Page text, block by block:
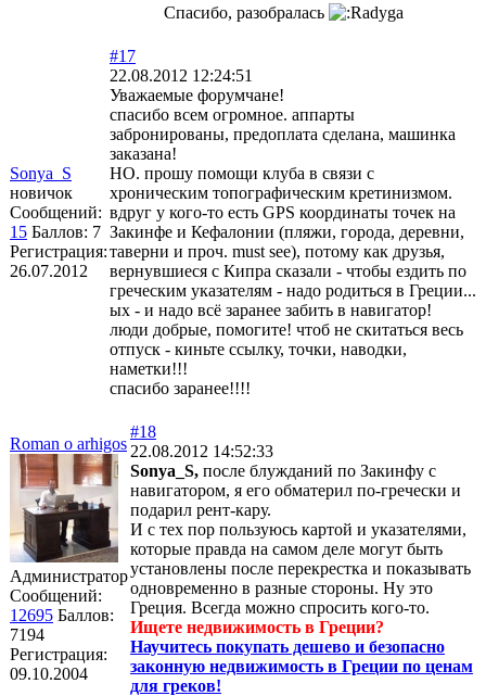
Спасибо, разобралась
Sonya_S
новичок
Сообщений:
15 Баллов: 7
Регистрация:
26.07.2012
#17
22.08.2012 12:24:51
Уважаемые форумчане!
спасибо всем огромное. аппарты
забронированы, предоплата сделана, машинка
заказана!
НО. прошу помощи клуба в связи с
хроническим топографическим кретинизмом.
вдруг у кого-то есть GPS координаты точек на
Закинфе и Кефалонии (пляжи, города, деревни,
таверни и проч. must see), потому как друзья,
вернувшиеся с Кипра сказали - чтобы ездить по
греческим указателям - надо родиться в Греции...
ых - и надо всё заранее забить в навигатор!
люди добрые, помогите! чтоб не скитаться весь
отпуск - киньте ссылку, точки, наводки,
наметки!!!
спасибо заранее!!!!
Roman o arhigos
Администратор
Сообщений:
12695 Баллов:
7194
Регистрация:
09.10.2004
#18
22.08.2012 14:52:33
Sonya_S, после блужданий по Закинфу с
навигатором, я его обматерил по-гречески и
подарил рент-кару.
И с тех пор пользуюсь картой и указателями,
которые правда на самом деле могут быть
установлены после перекрестка и показывать
одновременно в разные стороны. Ну это
Греция. Всегда можно спросить кого-то.
Ищете недвижимость в Греции?
Научитесь покупать дешево и безопасно
законную недвижимость в Греции по ценам
для греков!